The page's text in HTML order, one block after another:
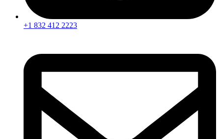
+1 832 412 2223